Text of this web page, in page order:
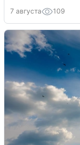
7 августа 109